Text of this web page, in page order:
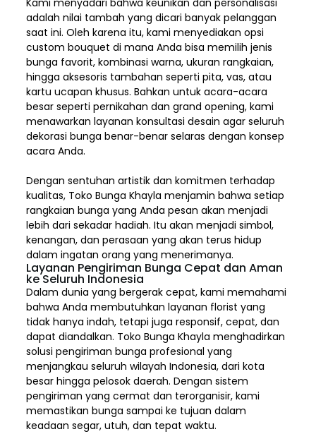
Kami menyadari bahwa keunikan dan personalisasi
adalah nilai tambah yang dicari banyak pelanggan
saat ini. Oleh karena itu, kami menyediakan opsi
custom bouquet di mana Anda bisa memilih jenis
bunga favorit, kombinasi warna, ukuran rangkaian,
hingga aksesoris tambahan seperti pita, vas, atau
kartu ucapan khusus. Bahkan untuk acara-acara
besar seperti pernikahan dan grand opening, kami
menawarkan layanan konsultasi desain agar seluruh
dekorasi bunga benar-benar selaras dengan konsep
acara Anda.
Dengan sentuhan artistik dan komitmen terhadap
kualitas, Toko Bunga Khayla menjamin bahwa setiap
rangkaian bunga yang Anda pesan akan menjadi
lebih dari sekadar hadiah. Itu akan menjadi simbol,
kenangan, dan perasaan yang akan terus hidup
dalam ingatan orang yang menerimanya.
Layanan Pengiriman Bunga Cepat dan Aman
ke Seluruh Indonesia
Dalam dunia yang bergerak cepat, kami memahami
bahwa Anda membutuhkan layanan florist yang
tidak hanya indah, tetapi juga responsif, cepat, dan
dapat diandalkan. Toko Bunga Khayla menghadirkan
solusi pengiriman bunga profesional yang
menjangkau seluruh wilayah Indonesia,dari kota
besar hingga pelosok daerah. Dengan sistem
pengiriman yang cermat dan terorganisir, kami
memastikan bunga sampai ke tujuan dalam
keadaan segar, utuh, dan tepat waktu.